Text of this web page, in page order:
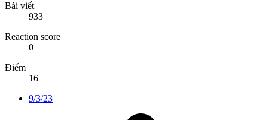
Bài viết
933
Reaction score
0
Điểm
16
9/3/23